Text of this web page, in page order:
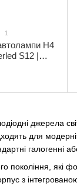
джерела
для
галогенні
які
з
1
H4
S12 |